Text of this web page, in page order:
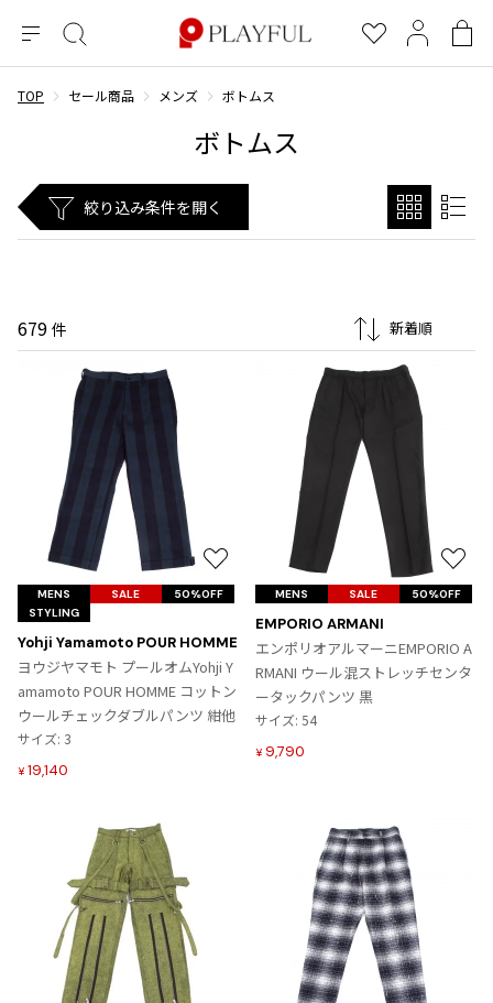
メ
ニ
ュ
絞
り
込
お
気
マ
イ
シ
ョ
ッ
グ
ブランド
コムデギャルソン
ワイズ
ワイスリー
リミフゥ
イッセイミヤケ
プリーツプリーズ
ジャンポールゴルチエ
ヴィヴィアンウエストウッド
メゾン マルジェラ
レディース
トップス
アクセサリー
INDEX ブランドA-Z
COMME des GARÇONS
BLACK COMME des GARCONS
ブラックコムデギャルソン
COMME des GARCONS COMME des GARCONS
COMME des GARCONS HOMME
コムデギャルソンオム
COMME des GARCONS HOMME DEUX
コムデギャルソン オムドゥ
COMME des GARCONS HOMME PLUS
コムデギャルソンオムプリュス
COMME des GARCONS SHIRT
コムデギャルソンシャツ
robe de chambre COMME des GARCONS
ローブドシャンブル コムデギャルソン
tricot COMME des GARCONS
トリコ コムデギャルソン
JUNYA WATANABE
ジュンヤワタナベ
JUNYA WATANABE MAN
ジュンヤワタナベマン
Yohji Yamamoto
トップス
半袖ブラウス・シャツ
カーディガン
パーカー・スウェット
ワンピース
ベスト・ボレロ
Tシャツ・カットソー
ノースリーブ
ボトムス
スカート
パンツ
デニム
ハーフパンツ・キュロット
サルエルパンツ
アウター
ジャケット
トップス
半袖シャツ
ニット
パーカー・スウェット
ベスト
カットソー
Tシャツ・ポロシャツ
ノースリーブ
ボトムス
ウールパンツ
コットンパンツ
デニム
サルエルパンツ
ハーフパンツ
アウター
スーツ
ジャケット
レディース
トップス
アクセサリー
トップス
ボトムス
アクセサリー
2026.07.29
Sunglass
TOP セール商品 メンズ ボトムス
ボトムス
絞り込み条件を開く
679 件
Yohji Yamamoto POUR HOMME
ヨウジヤマモト プールオムYohji Y
amamoto POUR HOMME コットン
ウールチェックダブルパンツ 紺他
サイズ: 3
¥ 19,140
MENS SALE
50%OFF
STYLING
お
気
入
り
に
追
EMPORIO ARMANI
エンポリオアルマーニEMPORIO A
RMANI ウール混ストレッチセンタ
ータックパンツ 黒
サイズ: 54
¥ 9,790
MENS SALE 50%OFF
お
気
入
り